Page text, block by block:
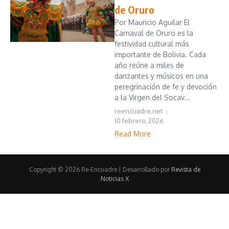
de Oruro
Por Mauricio Aguilar El
Carnaval de Oruro es la
festividad cultural más
importante de Bolivia. Cada
año reúne a miles de
danzantes y músicos en una
peregrinación de fe y devoción
a la Virgen del Socav...
reencuadre.net
10 febrero, 2026
Read More
Copyright © 2026 Re-Encuadre | Desarrollado por Revista de
Noticias X